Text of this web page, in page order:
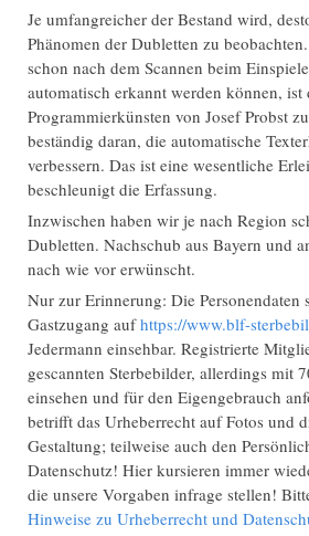
Je umfangreicher der Bestand wird,
Phänomen der Dubletten zu
schon nach dem Scannen beim
automatisch erkannt werden können, ist
Programmierkünsten von Josef Probst
beständig daran, die automatische
verbessern. Das ist eine wesentliche
beschleunigt die Erfassung.
Inzwischen haben wir je nach Region
Dubletten. Nachschub aus Bayern und
nach wie vor erwünscht.
Nur zur Erinnerung: Die Personendaten
Gastzugang aufhttps://www.blf-
Jedermann einsehbar. Registrierte
gescannten Sterbebilder, allerdings mit
einsehen und für den Eigengebrauch
betrifft das Urheberrecht auf Fotos und
Gestaltung; teilweise auch den
Datenschutz! Hier kursieren immer
die unsere Vorgaben infrage stellen!
Hinweise zu Urheberrecht und